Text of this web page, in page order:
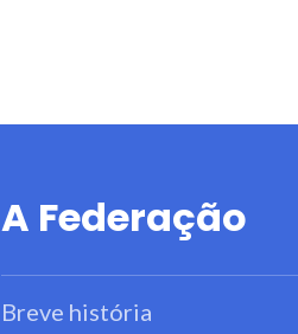
A Federação
Breve história